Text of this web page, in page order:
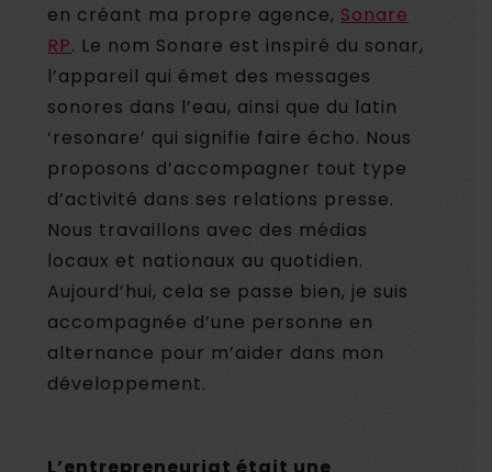
en créant ma propre agence, Sonare
RP. Le nom Sonare est inspiré du sonar,
l’appareil qui émet des messages
sonores dans l’eau, ainsi que du latin
‘resonare’ qui signifie faire écho. Nous
proposons d’accompagner tout type
d’activité dans ses relations presse.
Nous travaillons avec des médias
locaux et nationaux au quotidien.
Aujourd’hui, cela se passe bien, je suis
accompagnée d’une personne en
alternance pour m’aider dans mon
développement.